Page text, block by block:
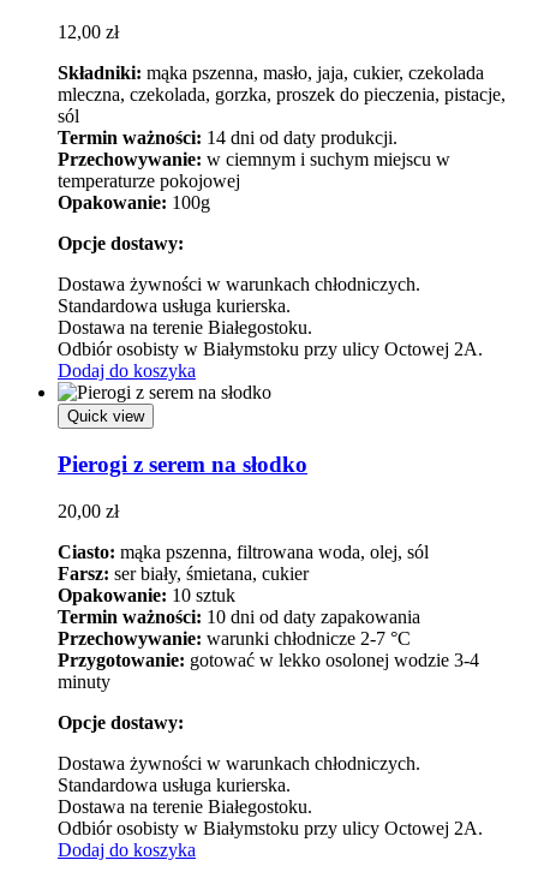
12,00 zł
Składniki: mąka pszenna, masło, jaja, cukier, czekolada
mleczna, czekolada, gorzka, proszek do pieczenia, pistacje,
sól
Termin ważności: 14 dni od daty produkcji.
Przechowywanie: w ciemnym i suchym miejscu w
temperaturze pokojowej
Opakowanie: 100g
Opcje dostawy:
Dostawa żywności w warunkach chłodniczych.
Standardowa usługa kurierska.
Dostawa na terenie Białegostoku.
Odbiór osobisty w Białymstoku przy ulicy Octowej 2A.
Dodaj do koszyka
Quick view
Pierogi z serem na słodko
20,00 zł
Ciasto: mąka pszenna, filtrowana woda, olej, sól
Farsz: ser biały, śmietana, cukier
Opakowanie: 10 sztuk
Termin ważności: 10 dni od daty zapakowania
Przechowywanie: warunki chłodnicze 2-7 °C
Przygotowanie: gotować w lekko osolonej wodzie 3-4
minuty
Opcje dostawy:
Dostawa żywności w warunkach chłodniczych.
Standardowa usługa kurierska.
Dostawa na terenie Białegostoku.
Odbiór osobisty w Białymstoku przy ulicy Octowej 2A.
Dodaj do koszyka